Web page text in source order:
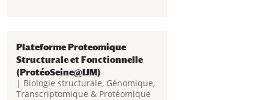
Plateforme Proteomique
Structurale et Fonctionnelle
(ProtéoSeine@IJM)
| Biologie structurale, Génomique,
Transcriptomique & Protéomique